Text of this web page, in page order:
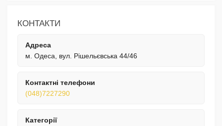
КОНТАКТИ
Адреса
м. Одеса, вул. Рішельєвська 44/46
Контактні телефони
(048)7227290
Категорії